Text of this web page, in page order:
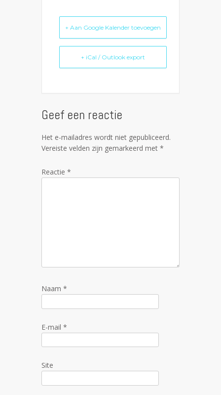
+ Aan Google Kalender toevoegen
+ iCal / Outlook export
Geef een reactie
Het e-mailadres wordt niet gepubliceerd.
Vereiste velden zijn gemarkeerd met *
Reactie *
Naam *
E-mail *
Site